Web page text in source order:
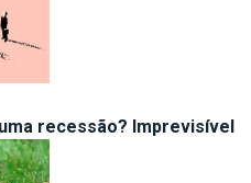
recessão? Imprevisível